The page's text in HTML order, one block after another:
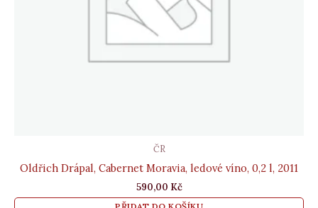
ČR
Oldřich Drápal, Cabernet Moravia, ledové víno, 0,2 l, 2011
590,00 Kč